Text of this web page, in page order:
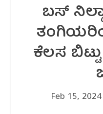
ಬಸ್
ಕೆಲಸ
Feb 15, 2024